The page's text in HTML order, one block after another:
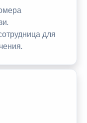
для